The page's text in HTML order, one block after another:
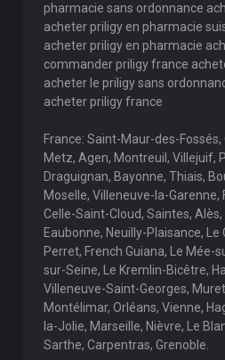
pharmacie sans ordonnance
acheter priligy en pharmacie
acheter priligy en pharmacie
commander priligy france
acheter le priligy sans
acheter priligy france
France: Saint-Maur-des-
Metz, Agen, Montreuil, Villejuif,
Draguignan, Bayonne, Thiais,
Moselle, Villeneuve-la-Garenne,
Celle-Saint-Cloud, Saintes,
Eaubonne, Neuilly-Plaisance, Le
Perret, French Guiana, Le Mée-
sur-Seine, Le Kremlin-Bicêtre,
Villeneuve-Saint-Georges,
Montélimar, Orléans, Vienne,
la-Jolie, Marseille, Nièvre, Le
Sarthe, Carpentras, Grenoble.